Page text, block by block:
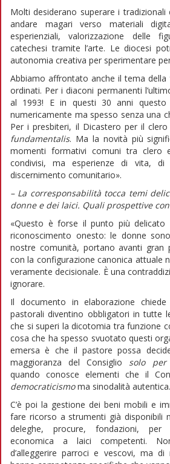
Molti desiderano superare i tradizionali
andare magari verso materiali
esperienziali, valorizzazione delle
catechesi tramite l’arte. Le diocesi
autonomia creativa per sperimentare
Abbiamo affrontato anche il tema
ordinati. Per i diaconi permanenti
al 1993! E in questi 30 anni questo
numericamente ma spesso senza una
Per i presbiteri, il Dicastero per il
fundamentalis. Ma la novità più
momenti formativi comuni tra clero
condivisi, ma esperienze di vita, di
discernimento comunitario».
– La corresponsabilità tocca temi
donne e dei laici. Quali prospettive
«Questo è forse il punto più delicato
riconoscimento onesto: le donne
nostre comunità, portano avanti gran
con la configurazione canonica attuale
veramente decisionale. È una
ignorare.
Il documento in elaborazione
pastorali diventino obbligatori in tutte
che si superi la dicotomia tra funzione
cosa che ha spesso svuotato questi
emersa è che il pastore possa
maggioranza del Consiglio solo per
quando conosce elementi che il
democraticismoma sinodalità autentica.
C’è poi la gestione dei beni mobili e
fare ricorso a strumenti già disponibili
deleghe, procure, fondazioni,
economica a laici competenti.
d’alleggerire parroci e vescovi, ma